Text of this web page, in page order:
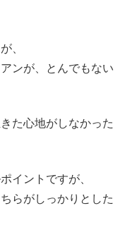
、
ンが、とんでもない
た心地がしなかった
イントですが、
らがしっかりとした